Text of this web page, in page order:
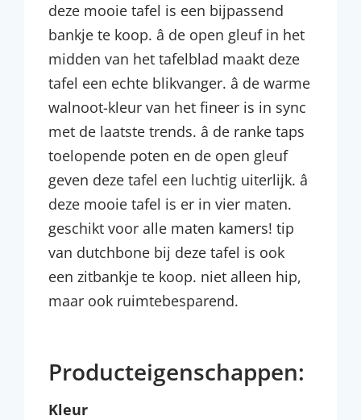
deze mooie tafel is een bijpassend
bankje te koop. â de open gleuf in het
midden van het tafelblad maakt deze
tafel een echte blikvanger. â de warme
walnoot-kleur van het fineer is in sync
met de laatste trends. â de ranke taps
toelopende poten en de open gleuf
geven deze tafel een luchtig uiterlijk. â
deze mooie tafel is er in vier maten.
geschikt voor alle maten kamers! tip
van dutchbone bij deze tafel is ook
een zitbankje te koop. niet alleen hip,
maar ook ruimtebesparend.
Producteigenschappen:
Kleur